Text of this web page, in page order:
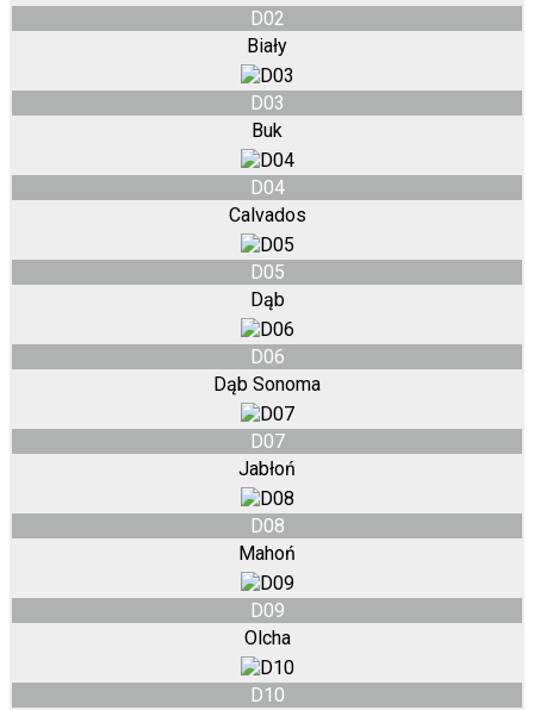
D02
Biały
D03
Buk
D04
Calvados
D05
Dąb
D06
Dąb Sonoma
D07
Jabłoń
D08
Mahoń
D09
Olcha
D10